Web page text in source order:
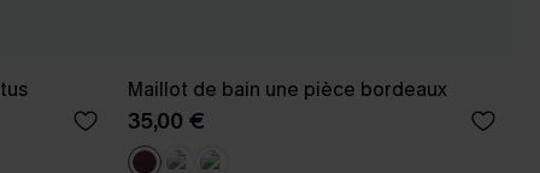
Maillot de bain une pièce bordeaux
35,00 €